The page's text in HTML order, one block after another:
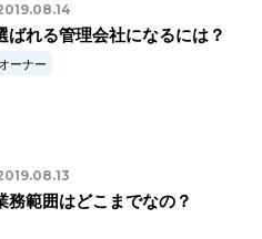
ばれる管理会社になるには？
オーナー
務範囲はどこまでなの？